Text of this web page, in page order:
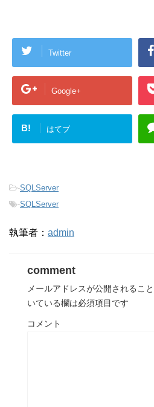
Twitter
Google+
B! はてブ
-SQLServer
-SQLServer
執筆者： admin
comment
メールアドレスが公開されること
いている欄は必須項目です
コメント